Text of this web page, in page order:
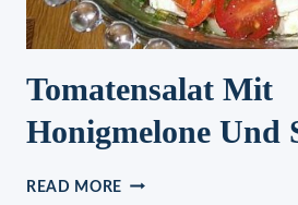
Tomatensalat Mit
Honigmelone Und
READ MORE TOMATENSALAT